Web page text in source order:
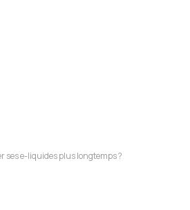
ses e-liquides plus longtemps ?